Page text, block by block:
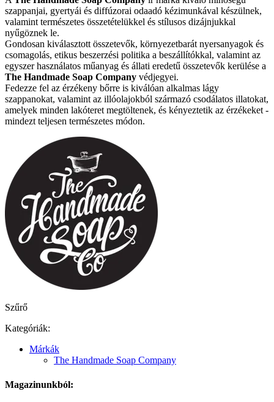
szappanjai, gyertyái és diffúzorai odaadó kézimunkával készülnek,
valamint természetes összetételükkel és stílusos dizájnjukkal
nyűgöznek le.
Gondosan kiválasztott összetevők, környezetbarát nyersanyagok és
csomagolás, etikus beszerzési politika a beszállítókkal, valamint az
egyszer használatos műanyag és állati eredetű összetevők kerülése a
The Handmade Soap Company védjegyei.
Fedezze fel az érzékeny bőrre is kiválóan alkalmas lágy
szappanokat, valamint az illóolajokból származó csodálatos illatokat,
amelyek minden lakóteret megtöltenek, és kényeztetik az érzékeket -
mindezt teljesen természetes módon.
Szűrő
Kategóriák:
Márkák
The Handmade Soap Company
Magazinunkból: